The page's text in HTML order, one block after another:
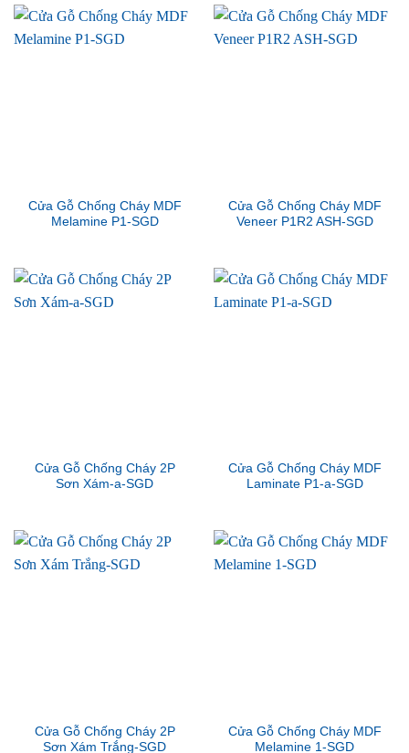
Cửa Gỗ Chống Cháy MDF
Melamine P1-SGD
Cửa Gỗ Chống Cháy MDF
Veneer P1R2 ASH-SGD
Cửa Gỗ Chống Cháy 2P
Sơn Xám-a-SGD
Cửa Gỗ Chống Cháy MDF
Laminate P1-a-SGD
Cửa Gỗ Chống Cháy 2P
Sơn Xám Trắng-SGD
Cửa Gỗ Chống Cháy MDF
Melamine 1-SGD